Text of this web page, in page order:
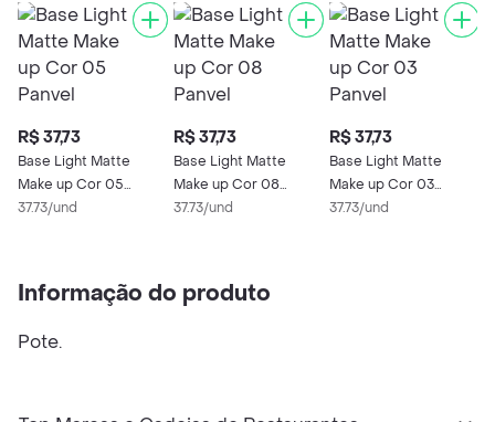
R$ 37,73
Base Light Matte
Make up Cor 05
Panvel
37.73/und
R$ 37,73
Base Light Matte
Make up Cor 08
Panvel
37.73/und
R$ 37,73
Base Light Matte
Make up Cor 03
Panvel
37.73/und
Informação do produto
Pote.